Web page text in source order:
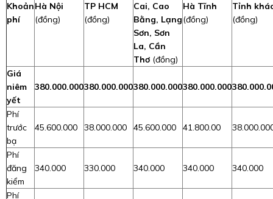
Khoản
phí
Hà Nội
(đồng)
TP HCM
(đồng)
Cai, Cao
Bằng, Lạng
Sơn, Sơn
La, Cần
Thơ (đồng)
Hà Tĩnh
(đồng)
Tỉnh
(đồng)
Giá
niêm
yết
380.000.000380.000.000380.000.000380.000.000
Phí
trước
bạ
45.600.000 38.000.000 45.600.000 41.800.00
Phí
đăng
kiểm
340.000 330.000 340.000 340.000 340.000
Phí